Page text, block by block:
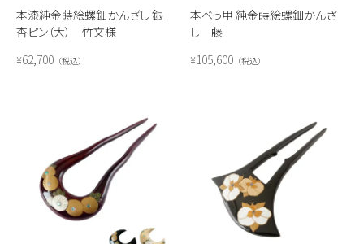
本漆純金蒔絵螺鈿かんざし 銀
杏ピン（大） 竹文様
¥62,700 税込
本べっ甲 純金蒔絵螺鈿かんざ
し 藤
¥105,600 税込